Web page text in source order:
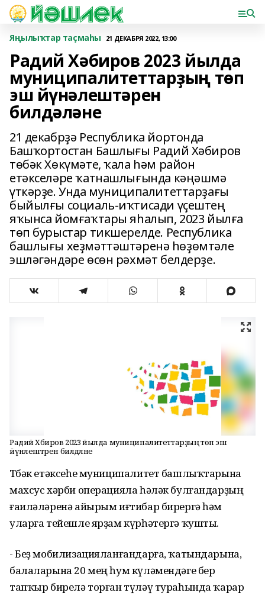
Яңылыҡтар таҫмаһы 21 ДЕКАБРЯ 2022, 13:00
Радий Хәбиров 2023 йылда
муниципалитеттарҙың төп
эш йүнәлештәрен
билдәләне
21 декабрҙә Республика йортонда
Башҡортостан Башлығы Радий Хәбиров
төбәк Хөкүмәте, ҡала һәм район
етәкселәре ҡатнашлығында кәңәшмә
үткәрҙе. Унда муниципалитеттарҙағы
быйылғы социаль-иҡтисади үҫештең
яҡынса йомғаҡтары яһалып, 2023 йылға
төп бурыстар тикшерелде. Республика
башлығы хеҙмәттәштәренә һөҙөмтәле
эшләгәндәре өсөн рәхмәт белдерҙе.
Радий Хәбиров 2023 йылда муниципалитеттарҙың төп эш
йүнәлештәрен билдәләне
Төбәк етәксеһе муниципалитет башлыҡтарына
махсус хәрби операцияла һәләк булғандарҙың
ғаиләләренә айырым иғтибар бирергә һәм
уларға тейешле ярҙам күрһәтергә ҡушты.
- Беҙ мобилизацияланғандарға, ҡатындарына,
балаларына 20 мең һум күләмендәге бер
тапҡыр бирелә торған түләү тураһында ҡарар